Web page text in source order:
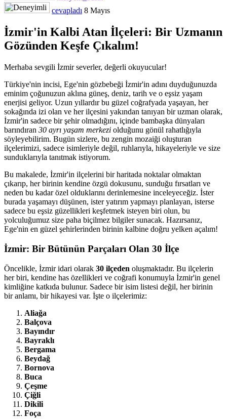
cevapladı 8 Mayıs
İzmir'in Kalbi Atan İlçeleri: Bir Uzmanın
Gözünden Keşfe Çıkalım!
Merhaba sevgili İzmir severler, değerli okuyucular!
Türkiye'nin incisi, Ege'nin gözbebeği İzmir'in adını duyduğunuzda
eminim çoğunuzun aklına güneş, deniz, tarih ve o eşsiz yaşam
enerjisi geliyor. Uzun yıllardır bu güzel coğrafyada yaşayan, her
sokağında izi olan ve her ilçesini yakından tanıyan bir uzman olarak,
İzmir'in sadece bir şehir olmadığını, içinde bambaşka dünyaları
barındıran 30 ayrı yaşam merkezi olduğunu gönül rahatlığıyla
söyleyebilirim. Bugün sizlere, bu zengin mozaiği oluşturan
ilçelerimizi, sadece isimleriyle değil, ruhlarıyla, hikayeleriyle ve size
sunduklarıyla tanıtmak istiyorum.
Bu makalede, İzmir'in ilçelerini bir haritada noktalar olmaktan
çıkarıp, her birinin kendine özgü dokusunu, sunduğu fırsatları ve
neden bu kadar özel olduklarını derinlemesine inceleyeceğiz. İster
burada yaşamayı düşünen, ister yatırım yapmayı planlayan, isterse
sadece bu eşsiz güzellikleri keşfetmek isteyen biri olun, bu
yolculuğumuz size paha biçilmez bilgiler sunacak. Hazırsanız,
Ege'nin en güzel şehirlerinden birinin kalbine doğru yelken açalım!
İzmir: Bir Bütünün Parçaları Olan 30 İlçe
Öncelikle, İzmir idari olarak 30 ilçeden oluşmaktadır. Bu ilçelerin
her biri, kendine has özellikleri ve coğrafi konumuyla İzmir'in genel
kimliğine katkıda bulunur. Sadece bir isim listesi değil, her birinin
bir anlamı, bir hikayesi var. İşte o ilçelerimiz:
Aliağa
Balçova
Bayındır
Bayraklı
Bergama
Beydağ
Bornova
Buca
Çeşme
Çiğli
Dikili
Foça